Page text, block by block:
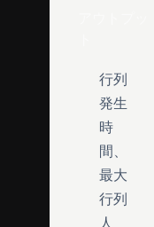
行列
発生
時
間、
最大
行列
人